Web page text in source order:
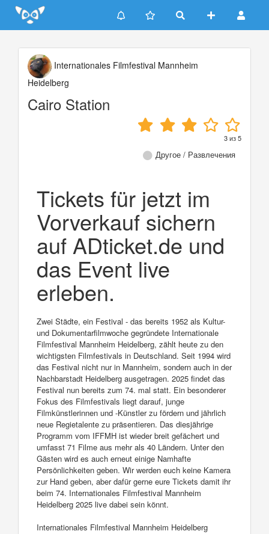
Update cookies preferences
Internationales Filmfestival Mannheim
Heidelberg
Cairo Station
3из5
Другое / Развлечения
Tickets für jetzt im
Vorverkauf sichern
auf ADticket.de und
das Event live
erleben.
Zwei Städte, ein Festival - das bereits 1952 als Kultur-
und Dokumentarfilmwoche gegründete Internationale
Filmfestival Mannheim Heidelberg, zählt heute zu den
wichtigsten Filmfestivals in Deutschland. Seit 1994 wird
das Festival nicht nur in Mannheim, sondern auch in der
Nachbarstadt Heidelberg ausgetragen. 2025 findet das
Festival nun bereits zum 74. mal statt. Ein besonderer
Fokus des Filmfestivals liegt darauf, junge
Filmkünstlerinnen und -Künstler zu fördern und jährlich
neue Regietalente zu präsentieren. Das diesjährige
Programm vom IFFMH ist wieder breit gefächert und
umfasst 71 Filme aus mehr als 40 Ländern. Unter den
Gästen wird es auch erneut einige Namhafte
Persönlichkeiten geben. Wir werden euch keine Kamera
zur Hand geben, aber dafür gerne eure Tickets damit ihr
beim 74. Internationales Filmfestival Mannheim
Heidelberg 2025 live dabei sein könnt.
Internationales Filmfestival Mannheim Heidelberg